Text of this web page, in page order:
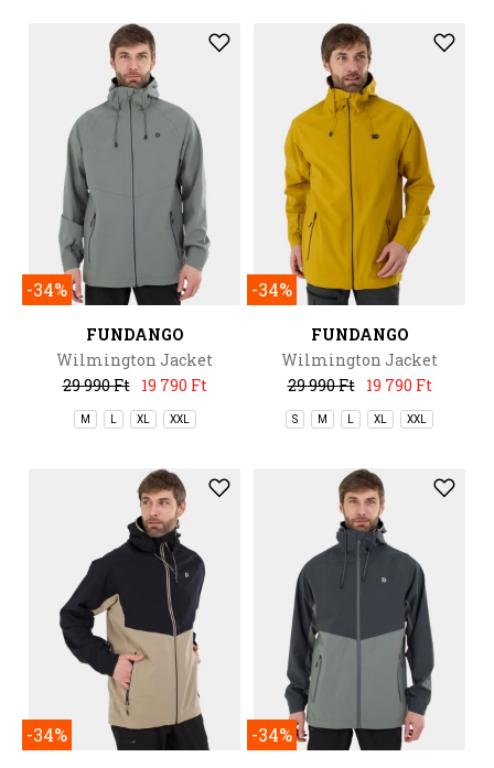
-34%
FUNDANGO
Wilmington Jacket
29 990 Ft
19 790 Ft
M XL XXL
-34%
FUNDANGO
Wilmington Jacket
29 990 Ft
19 790 Ft
S M XL XXL
-34% -34%